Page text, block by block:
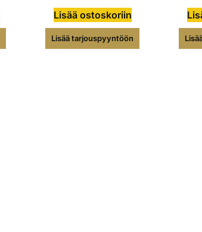
Lisää ostoskoriin
Lisää tarjouspyyntöön